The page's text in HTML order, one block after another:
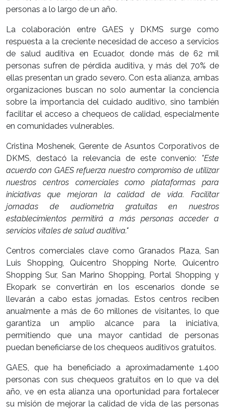
personas a lo largo de un año.
La colaboración entre GAES y DKMS surge como
respuesta a la creciente necesidad de acceso a servicios
de salud auditiva en Ecuador, donde más de 62 mil
personas sufren de pérdida auditiva, y más del 70% de
ellas presentan un grado severo. Con esta alianza, ambas
organizaciones buscan no solo aumentar la conciencia
sobre la importancia del cuidado auditivo, sino también
facilitar el acceso a chequeos de calidad, especialmente
en comunidades vulnerables.
Cristina Moshenek, Gerente de Asuntos Corporativos de
DKMS, destacó la relevancia de este convenio:
"Este
acuerdo con GAES refuerza nuestro compromiso de utilizar
nuestros centros comerciales como plataformas para
iniciativas que mejoran la calidad de vida. Facilitar
jornadas de audiometría gratuitas en nuestros
establecimientos permitirá a más personas acceder a
servicios vitales de salud auditiva."
Centros comerciales clave como Granados Plaza, San
Luis Shopping, Quicentro Shopping Norte, Quicentro
Shopping Sur, San Marino Shopping, Portal Shopping y
Ekopark se convertirán en los escenarios donde se
llevarán a cabo estas jornadas. Estos centros reciben
anualmente a más de 60 millones de visitantes, lo que
garantiza un amplio alcance para la iniciativa,
permitiendo que una mayor cantidad de personas
puedan beneficiarse de los chequeos auditivos gratuitos.
GAES, que ha beneficiado a aproximadamente 1.400
personas con sus chequeos gratuitos en lo que va del
año, ve en esta alianza una oportunidad para fortalecer
su misión de mejorar la calidad de vida de las personas